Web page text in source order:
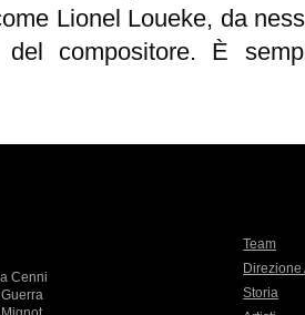
Lionel Loueke, da
compositore. È
Cenni
Team
Direzione
Storia